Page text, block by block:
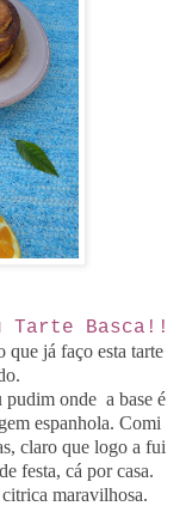
Tarte Basca!!
que já faço esta tarte
onde a base é
espanhola. Comi
claro que logo a fui
festa, cá por casa.
maravilhosa.